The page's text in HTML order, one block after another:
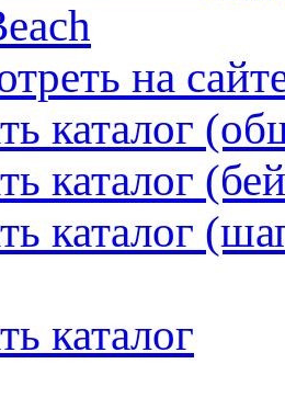
на
каталог
каталог
каталог
каталог